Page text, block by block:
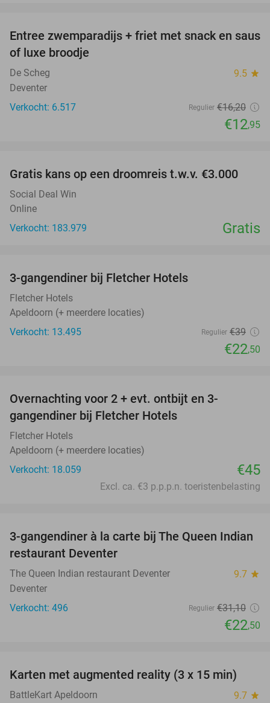
20%
Entree zwemparadijs + friet met snack en saus
of luxe broodje
De Scheg 9.5 star
Deventer
Verkocht: 6.517
Regulier €16,20
€12,95
Gratis kans op een droomreis t.w.v. €3.000
Social Deal Win
Online
Verkocht: 183.979
Gratis
3-gangendiner bij Fletcher Hotels
Fletcher Hotels
Apeldoorn (+ meerdere locaties)
Verkocht: 13.495
Regulier €39
€22,50
Overnachting voor 2 + evt. ontbijt en 3-
gangendiner bij Fletcher Hotels
Fletcher Hotels
Apeldoorn (+ meerdere locaties)
Verkocht: 18.059
€45
Excl. ca. €3 p.p.p.n. toeristenbelasting
28%
3-gangendiner à la carte bij The Queen Indian
restaurant Deventer
The Queen Indian restaurant Deventer 9.7 star
Deventer
Verkocht: 496
Regulier €31,10
€22,50
35%
Karten met augmented reality (3 x 15 min)
BattleKart Apeldoorn 9.7 star